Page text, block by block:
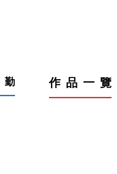
勤 作 品 一 覽